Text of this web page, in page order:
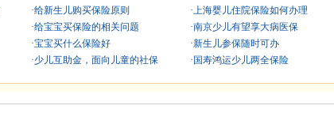
·给新生儿购买保险原则
·给宝宝买保险的相关问题
·宝宝买什么保险好
·少儿互助金，面向儿童的社保
·上海婴儿住院保险如何办理
·南京少儿有望享大病医保
·新生儿参保随时可办
· 国寿鸿运少儿两全保险